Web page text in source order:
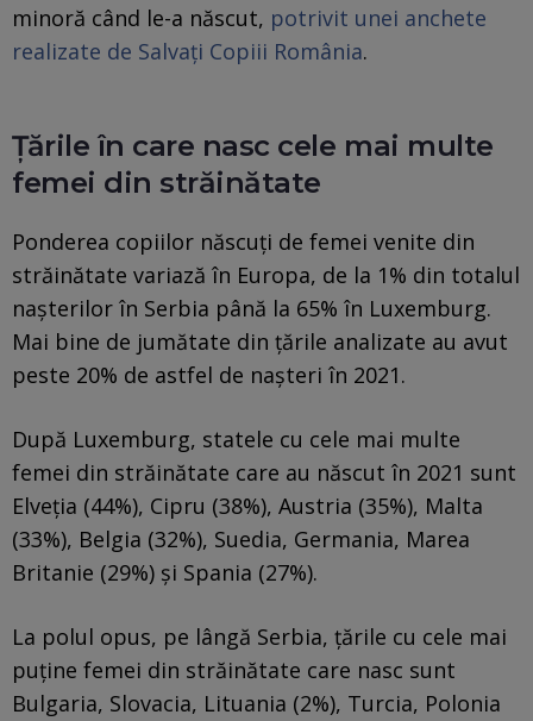
minoră când le-a născut, potrivit unei anchete
realizate de Salvați Copiii România.
Țările în care nasc cele mai multe
femei din străinătate
Ponderea copiilor născuți de femei venite din
străinătate variază în Europa, de la 1% din totalul
nașterilor în Serbia până la 65% în Luxemburg.
Mai bine de jumătate din țările analizate au avut
peste 20% de astfel de nașteri în 2021.
După Luxemburg, statele cu cele mai multe
femei din străinătate care au născut în 2021 sunt
Elveția (44%), Cipru (38%), Austria (35%), Malta
(33%), Belgia (32%), Suedia, Germania, Marea
Britanie (29%) și Spania (27%).
La polul opus, pe lângă Serbia, țările cu cele mai
puține femei din străinătate care nasc sunt
Bulgaria, Slovacia, Lituania (2%), Turcia, Polonia